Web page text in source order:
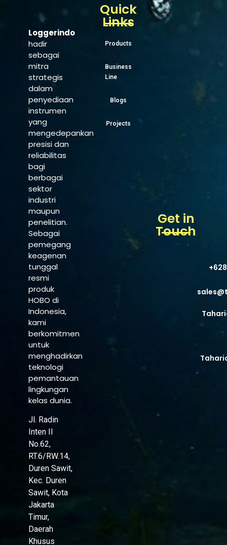
Loggerindo
hadir
sebagai
mitra
strategis
dalam
penyediaan
instrumen
yang
mengedepankan
presisi dan
reliabilitas
bagi
berbagai
sektor
industri
maupun
penelitian.
Sebagai
pemegang
keagenan
tunggal
resmi
produk
HOBO di
Indonesia,
kami
berkomitmen
untuk
menghadirkan
teknologi
pemantauan
lingkungan
kelas dunia.
Jl. Radin
Inten II
No.62,
RT.6/RW.14,
Duren Sawit,
Kec. Duren
Sawit, Kota
Jakarta
Timur,
Daerah
Khusus
Quick
Links
Products
Business
Line
Blogs
Projects
Get in
Touch